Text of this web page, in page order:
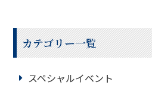
カテゴリー一覧
スペシャルイベント